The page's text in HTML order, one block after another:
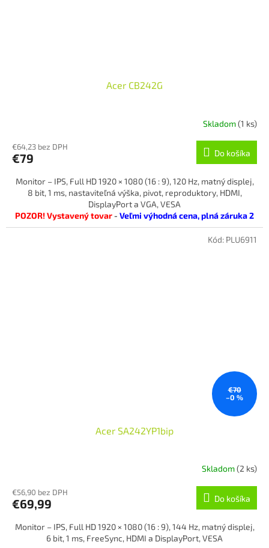
Acer CB242G
Skladom(1 ks)
€64,23 bez DPH
€79 Do košíka
Monitor – IPS, Full HD 1920 × 1080 (16 : 9), 120 Hz, matný displej,
8 bit, 1 ms, nastaviteľná výška, pivot, reproduktory, HDMI,
DisplayPort a VGA, VESA
POZOR! Vystavený tovar- Veľmi výhodná cena, plná záruka 2
roky!
tovar je v 100% funkčnom aj vizuálnom stave
€70
–0 %
Acer SA242YP1bip
Skladom(2 ks)
€56,90 bez DPH
€69,99 Do košíka
Monitor – IPS, Full HD 1920 × 1080 (16 : 9), 144 Hz, matný displej,
6 bit, 1 ms, FreeSync, HDMI a DisplayPort, VESA
Kód: PLU6911